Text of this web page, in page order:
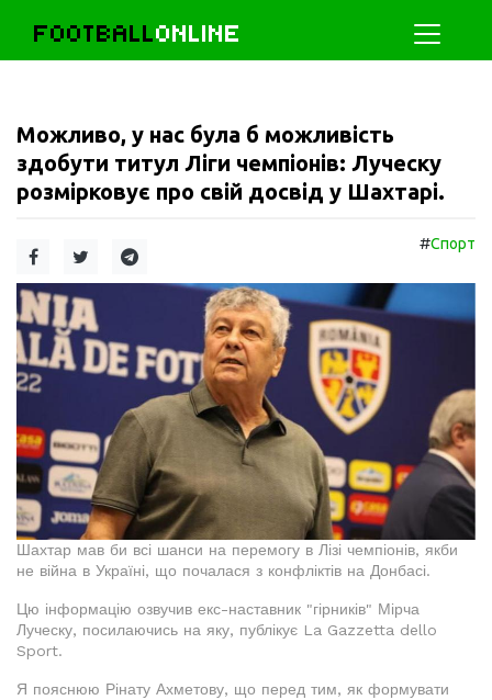
FOOTBALLONLINE
Можливо, у нас була б можливість
здобути титул Ліги чемпіонів: Луческу
розмірковує про свій досвід у Шахтарі.
#Спорт
Шахтар мав би всі шанси на перемогу в Лізі чемпіонів, якби
не війна в Україні, що почалася з конфліктів на Донбасі.
Цю інформацію озвучив екс-наставник "гірників" Мірча
Луческу, посилаючись на яку, публікує La Gazzetta dello
Sport.
Я пояснюю Рінату Ахметову, що перед тим, як формувати